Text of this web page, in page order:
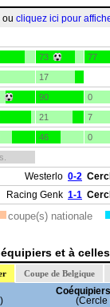
ou cliquez ici pour
73 77
17
90 0
21 7
46 0
Westerlo 0-2
Racing Genk 1-1
coupe(s) nationale
et à
Coupe de Belgique
(Cercle